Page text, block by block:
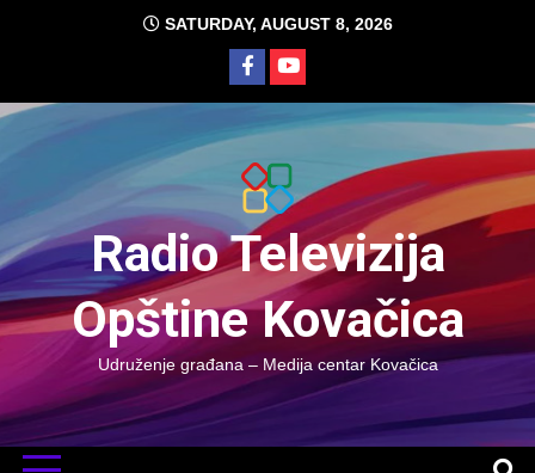
SATURDAY, AUGUST 8, 2026
Radio Televizija
Opštine Kovačica
Udruženje građana – Medija centar Kovačica